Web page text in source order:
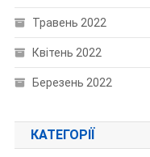
Травень 2022
Квітень 2022
Березень 2022
КАТЕГОРІЇ